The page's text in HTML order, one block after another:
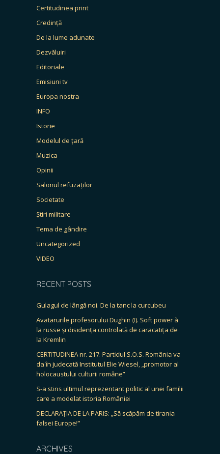
Certitudinea print
Credință
De la lume adunate
Dezvăluiri
Editoriale
Emisiuni tv
Europa nostra
INFO
Istorie
Modelul de țară
Muzica
Opinii
Salonul refuzaților
Societate
Știri militare
Tema de gândire
Uncategorized
VIDEO
RECENT POSTS
Gulagul de lângă noi. De la tanc la curcubeu
Avatarurile profesorului Dughin (I). Soft power à
la russe și disidența controlată de caracatița de
la Kremlin
CERTITUDINEA nr. 217. Partidul S.O.S. România va
da în judecată Institutul Elie Wiesel, „promotor al
holocaustului culturii române”
S-a stins ultimul reprezentant politic al unei familii
care a modelat istoria României
DECLARAȚIA DE LA PARIS: „Să scăpăm de tirania
falsei Europe!”
ARCHIVES